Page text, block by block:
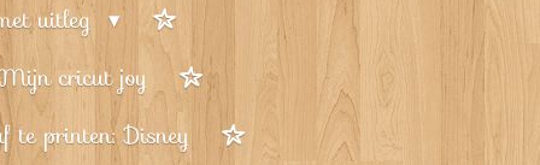
uitleg
cricut joy
te printen: Disney